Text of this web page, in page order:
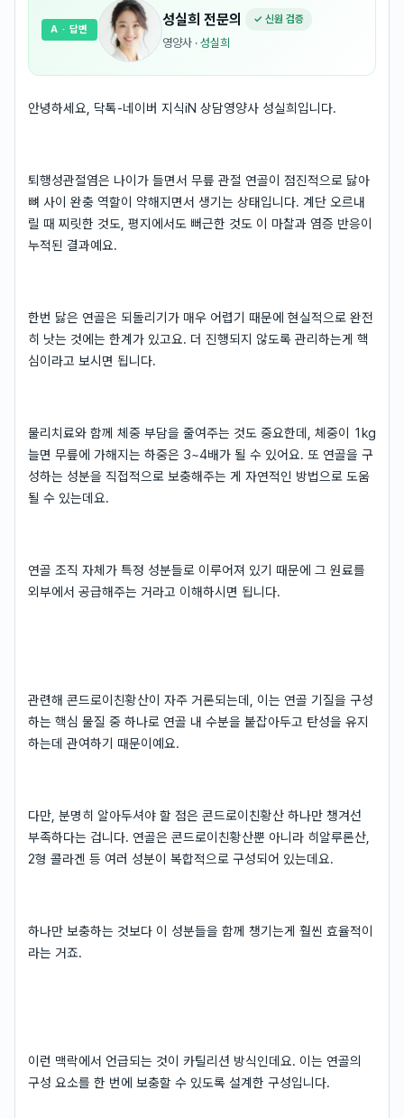
성실희 전문의 ✓ 신원 검증
영양사 · 성실희
A · 답변
안녕하세요, 닥톡-네이버 지식iN 상담영양사 성실희입니다.
퇴행성관절염은 나이가 들면서 무릎 관절 연골이 점진적으로 닳아
뼈 사이 완충 역할이 약해지면서 생기는 상태입니다. 계단 오르내
릴 때 찌릿한 것도, 평지에서도 뻐근한 것도 이 마찰과 염증 반응이
누적된 결과예요.
한번 닳은 연골은 되돌리기가 매우 어렵기 때문에 현실적으로 완전
히 낫는 것에는 한계가 있고요. 더 진행되지 않도록 관리하는게 핵
심이라고 보시면 됩니다.
물리치료와 함께 체중 부담을 줄여주는 것도 중요한데, 체중이 1kg
늘면 무릎에 가해지는 하중은 3~4배가 될 수 있어요. 또 연골을 구
성하는 성분을 직접적으로 보충해주는 게 자연적인 방법으로 도움
될 수 있는데요.
연골 조직 자체가 특정 성분들로 이루어져 있기 때문에 그 원료를
외부에서 공급해주는 거라고 이해하시면 됩니다.
관련해 콘드로이친황산이 자주 거론되는데, 이는 연골 기질을 구성
하는 핵심 물질 중 하나로 연골 내 수분을 붙잡아두고 탄성을 유지
하는데 관여하기 때문이예요.
다만, 분명히 알아두셔야 할 점은 콘드로이친황산 하나만 챙겨선
부족하다는 겁니다. 연골은 콘드로이친황산뿐 아니라 히알루론산,
2형 콜라겐 등 여러 성분이 복합적으로 구성되어 있는데요.
하나만 보충하는 것보다 이 성분들을 함께 챙기는게 훨씬 효율적이
라는 거죠.
이런 맥락에서 언급되는 것이 카틸리션 방식인데요. 이는 연골의
구성 요소를 한 번에 보충할 수 있도록 설계한 구성입니다.